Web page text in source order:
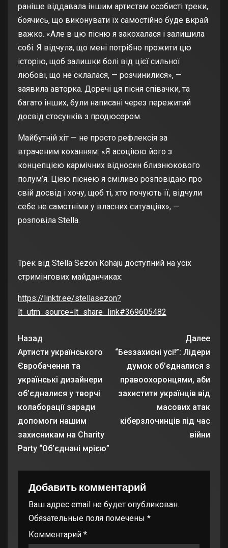
раніше віддавала іншим артистам особисті треки,
боячись, що виконувати їх самостійно буде вкрай
важко. «Але в цю пісню я закохалася і залишила
собі. Я відчула, що мені потрібно прожити цю
історію, щоб залишки болі від цієї сильної
любові, що не склалася, — розчинилися», —
заявила авторка. Доречі ця пісня співачки, та
багато інших, були написані через пережитий
досвід стосунків з продюсером.
Майбутній хіт — не просто рефлексія за
втраченим коханням: «Я асоціюю його з
концепцією кармічних відносин близнюкового
полум’я. Цією піснею я сміливо розповідаю про
свій досвід і хочу, щоб ті, хто почують її, відчули
себе не самотніми у власних ситуаціях», —
розповіла Stella.
Трек від Stella Sezon Kohaju доступний на усіх
стримінгових майданчиках:
https://linktr.ee/stellasezon?
lt_utm_source=lt_share_link#369605482
Назад
Артисти українського
Євробачення та
українські дизайнери
об’єдналися у творчі
колаборації заради
допомоги нашим
захисникам на Charity
Party “Об’єднані мрією”
Далее
“Беззахисні усі!”: Лідери
думок об’єдналися з
правоохоронцями, аби
захистити українців від
масових атак
кіберзлочинців під час
війни
Добавить комментарий
Ваш адрес email не будет опубликован.
Обязательные поля помечены *
Комментарий *